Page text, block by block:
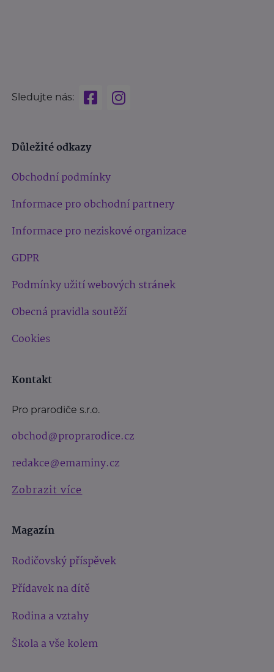
Sledujte nás:
Důležité odkazy
Obchodní podmínky
Informace pro obchodní partnery
Informace pro neziskové organizace
GDPR
Podmínky užití webových stránek
Obecná pravidla soutěží
Cookies
Kontakt
Pro prarodiče s.r.o.
obchod@proprarodice.cz
redakce@emaminy.cz
Zobrazit více
Magazín
Rodičovský příspěvek
Přídavek na dítě
Rodina a vztahy
Škola a vše kolem